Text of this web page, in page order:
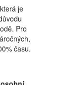
je
Pro
času.